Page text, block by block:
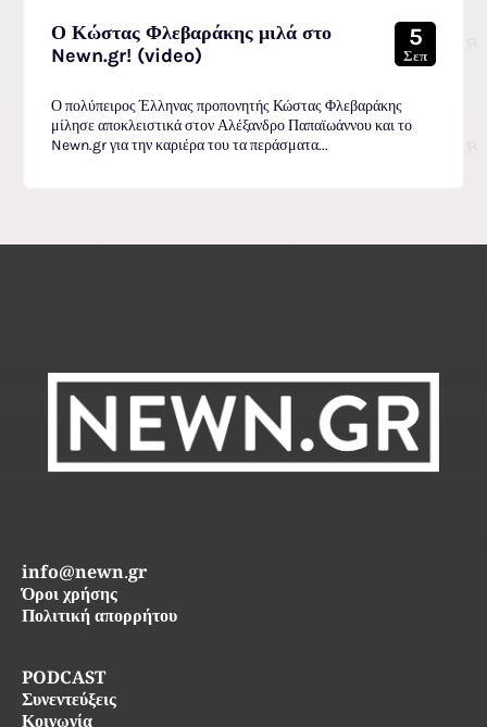
Ο Κώστας Φλεβαράκης μιλά στο
Newn.gr! (video)
5
Σεπ
Ο πολύπειρος Έλληνας προπονητής Κώστας Φλεβαράκης
μίλησε αποκλειστικά στον Αλέξανδρο Παπαϊωάννου και το
Newn.gr για την καριέρα του τα περάσματα...
PODCAST
Συνεντεύξεις
info@newn.gr
Όροι χρήσης
Πολιτική απορρήτου